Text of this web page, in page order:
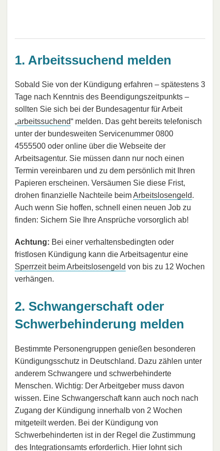
1. Arbeitssuchend melden
Sobald Sie von der Kündigung erfahren – spätestens 3
Tage nach Kenntnis des Beendigungszeitpunkts –
sollten Sie sich bei der Bundesagentur für Arbeit
„arbeitssuchend“ melden. Das geht bereits telefonisch
unter der bundesweiten Servicenummer 0800
4555500 oder online über die Webseite der
Arbeitsagentur. Sie müssen dann nur noch einen
Termin vereinbaren und zu dem persönlich mit Ihren
Papieren erscheinen. Versäumen Sie diese Frist,
drohen finanzielle Nachteile beimArbeitslosengeld.
Auch wenn Sie hoffen, schnell einen neuen Job zu
finden: Sichern Sie Ihre Ansprüche vorsorglich ab!
Achtung: Bei einer verhaltensbedingten oder
fristlosen Kündigung kann die Arbeitsagentur eine
Sperrzeit beim Arbeitslosengeld von bis zu 12 Wochen
verhängen.
2. Schwangerschaft oder
Schwerbehinderung melden
Bestimmte Personengruppen genießen besonderen
Kündigungsschutz in Deutschland. Dazu zählen unter
anderem Schwangere und schwerbehinderte
Menschen. Wichtig: Der Arbeitgeber muss davon
wissen. Eine Schwangerschaft kann auch noch nach
Zugang der Kündigung innerhalb von 2 Wochen
mitgeteilt werden. Bei der Kündigung von
Schwerbehinderten ist in der Regel die Zustimmung
des Integrationsamts erforderlich. Hier lohnt sich